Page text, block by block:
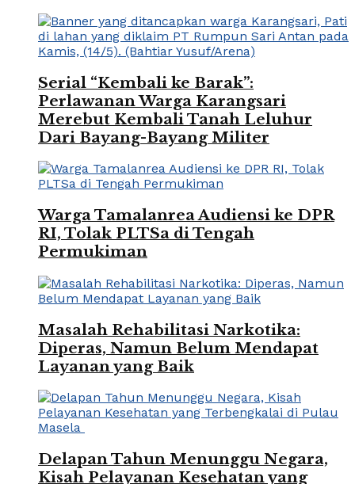
Serial “Kembali ke Barak”:
Perlawanan Warga Karangsari
Merebut Kembali Tanah Leluhur
Dari Bayang-Bayang Militer
Warga Tamalanrea Audiensi ke DPR
RI, Tolak PLTSa di Tengah
Permukiman
Masalah Rehabilitasi Narkotika:
Diperas, Namun Belum Mendapat
Layanan yang Baik
Delapan Tahun Menunggu Negara,
Kisah Pelayanan Kesehatan yang